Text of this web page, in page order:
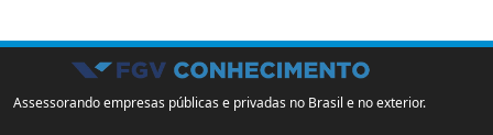
Assessorando empresas públicas e privadas no Brasil e no exterior.